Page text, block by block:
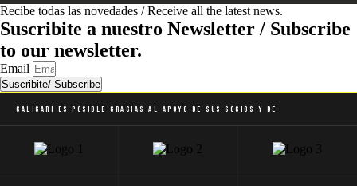
Recibe todas las novedades / Receive all the latest news.
Suscribite a nuestro Newsletter / Subscribe
to our newsletter.
Email
Suscribite/ Subscribe
Caligari es posible gracias al apoyo de sus socios y de